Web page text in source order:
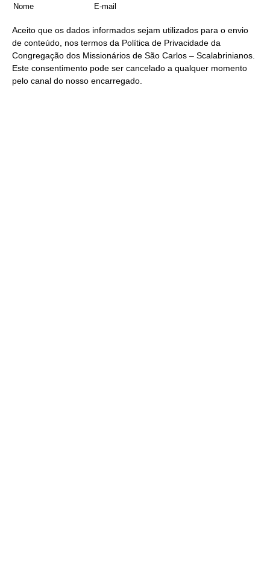
Aceito que os dados informados sejam utilizados para o envio
de conteúdo, nos termos da Política de Privacidade da
Congregação dos Missionários de São Carlos – Scalabrinianos.
Este consentimento pode ser cancelado a qualquer momento
pelo canal do nosso encarregado.